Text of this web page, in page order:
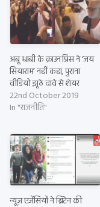
अबू धाबी के क्राउन प्रिंस ने ‘जय
सियाराम’ नहीं कहा, पुराना
वीडियो झूठे दावे से शेयर
22nd October 2019
In "राजनीति"
न्यूज़ एजेंसियों ने ब्रिटेन की